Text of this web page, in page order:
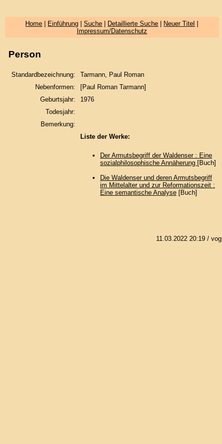
Home Einführung |Suche Detaillierte Suche Neuer Titel
Impressum/Datenschutz
Person
Standardbezeichnung:
Tarmann, Paul Roman
Nebenformen:
[Paul Roman Tarmann]
Geburtsjahr:
1976
Todesjahr:
Bemerkung:
Liste der Werke:
Der Armutsbegriff der Waldenser : Eine
sozialphilosophische Annäherung [Buch]
Die Waldenser und deren Armutsbegriff
im Mittelalter und zur Reformationszeit :
Eine semantische Analyse[Buch]
11.03.2022 20:19/ vog